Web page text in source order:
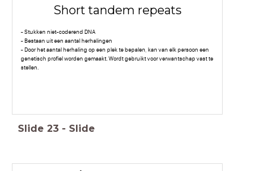
Short tandem repeats
- Stukken niet-coderend DNA
- Bestaan uit een aantal herhalingen
- Door het aantal herhaling op een plek te bepalen, kan van elk persoon een
genetisch profiel worden gemaakt. Wordt gebruikt voor verwantschap vast te
stellen.
Slide 23 - Slide